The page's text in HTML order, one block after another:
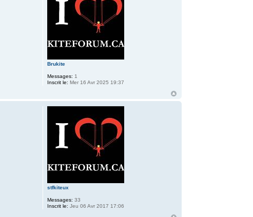
Brukite
Messages: 1
Inscrit le: Mer 16 Avr 2025 19:37
stfkiteux
Messages: 33
Inscrit le: Jeu 06 Avr 2017 17:06